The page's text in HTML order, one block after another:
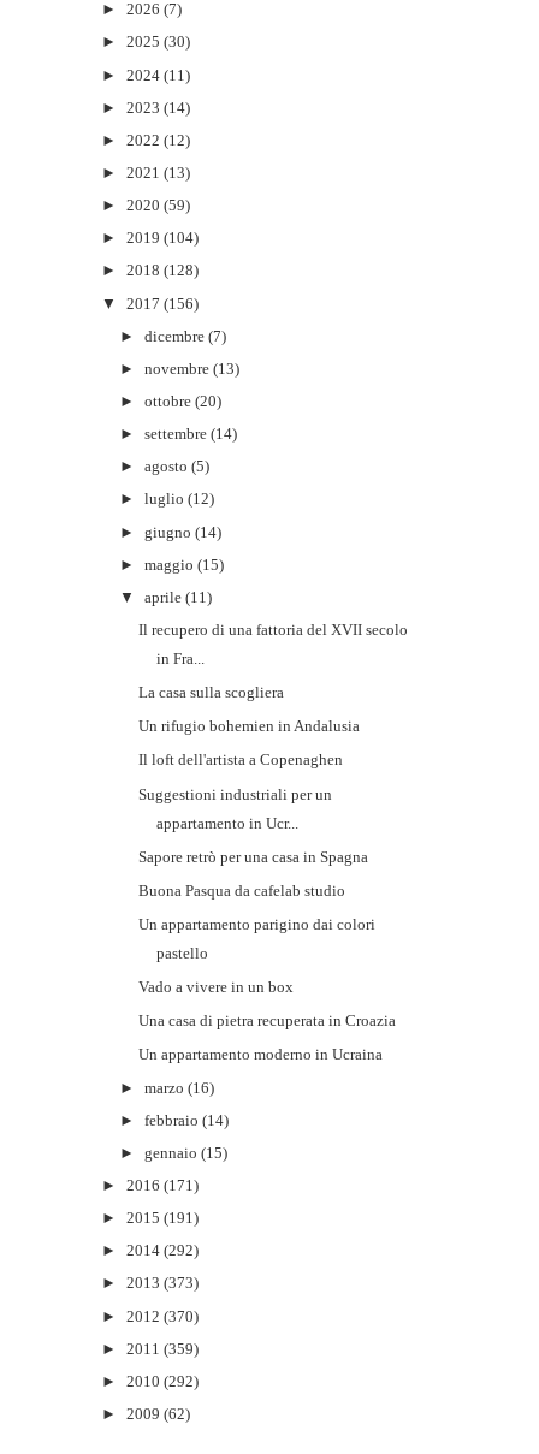
► 2026 (7)
► 2025 (30)
► 2024 (11)
► 2023 (14)
► 2022 (12)
► 2021 (13)
► 2020 (59)
► 2019 (104)
► 2018 (128)
▼
2017 (156)
►dicembre (7)
►novembre (13)
►ottobre (20)
►settembre (14)
►agosto (5)
►luglio (12)
►giugno (14)
►maggio (15)
▼
aprile (11)
Il recupero di una fattoria del XVII secolo
in Fra...
La casa sulla scogliera
Un rifugio bohemien in Andalusia
Il loft dell'artista a Copenaghen
Suggestioni industriali per un
appartamento in Ucr...
Sapore retrò per una casa in Spagna
Buona Pasqua da cafelab studio
Un appartamento parigino dai colori
pastello
Vado a vivere in un box
Una casa di pietra recuperata in Croazia
Un appartamento moderno in Ucraina
►marzo (16)
►febbraio (14)
►gennaio (15)
► 2016 (171)
► 2015 (191)
► 2014 (292)
► 2013 (373)
► 2012 (370)
► 2011 (359)
► 2010 (292)
► 2009 (62)